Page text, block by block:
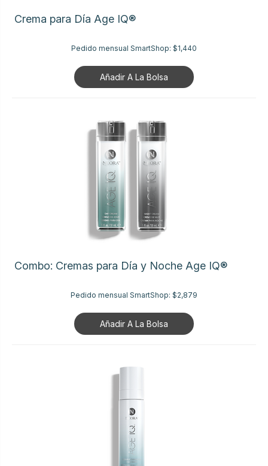
Crema para Día Age IQ®
Pedido mensual SmartShop: $1,440
Añadir A La Bolsa
Combo: Cremas para Día y Noche Age IQ®
Pedido mensual SmartShop: $2,879
Añadir A La Bolsa